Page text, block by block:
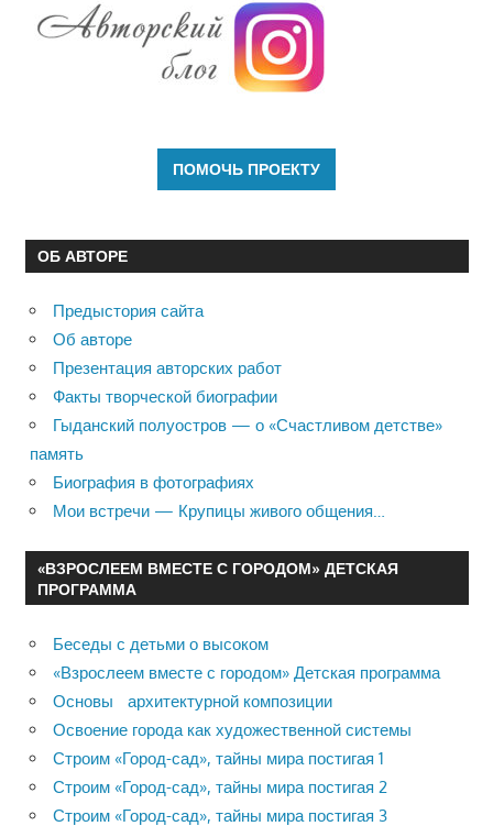
ОБ АВТОРЕ
Предыстория сайта
Об авторе
Презентация авторских работ
Факты творческой биографии
Гыданский полуостров — о «Счастливом детстве»
память
Биография в фотографиях
Мои встречи — Крупицы живого общения…
«ВЗРОСЛЕЕМ ВМЕСТЕ С ГОРОДОМ» ДЕТСКАЯ
ПРОГРАММА
Беседы с детьми о высоком
«Взрослеем вместе с городом» Детская программа
Основы архитектурной композиции
Освоение города как художественной системы
Строим «Город-сад», тайны мира постигая 1
Строим «Город-сад», тайны мира постигая 2
Строим «Город-сад», тайны мира постигая 3